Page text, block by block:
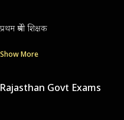
प्रथम श्रेणी शिक्षक
Show More
Rajasthan Govt Exams